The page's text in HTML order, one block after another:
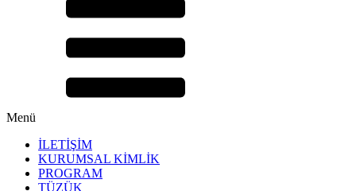
Menü
İLETİŞİM
KURUMSAL KİMLİK
PROGRAM
TÜZÜK